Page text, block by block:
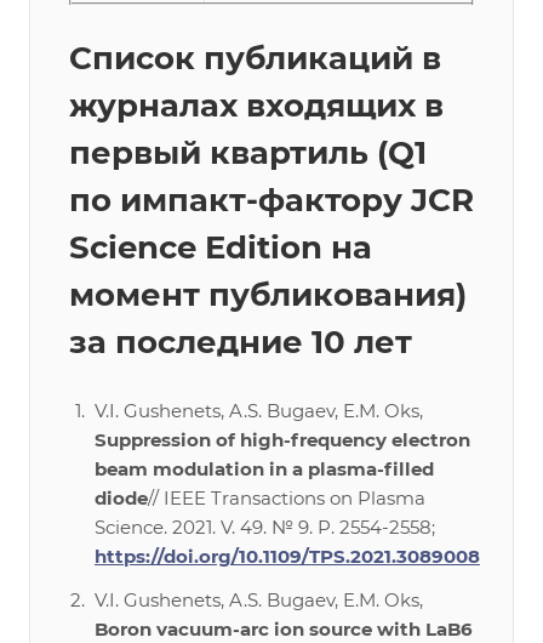
Список публикаций в
журналах входящих в
первый квартиль (Q1
по импакт-фактору JCR
Science Edition на
момент публикования)
за последние 10 лет
V.I. Gushenets, A.S. Bugaev, E.M. Oks,
Suppression of high-frequency electron
beam modulation in a plasma-filled
diode// IEEE Transactions on Plasma
Science. 2021. V. 49. № 9. P. 2554-2558;
https://doi.org/10.1109/TPS.2021.3089008
V.I. Gushenets, A.S. Bugaev, E.M. Oks,
Boron vacuum-arc ion source with LaB6